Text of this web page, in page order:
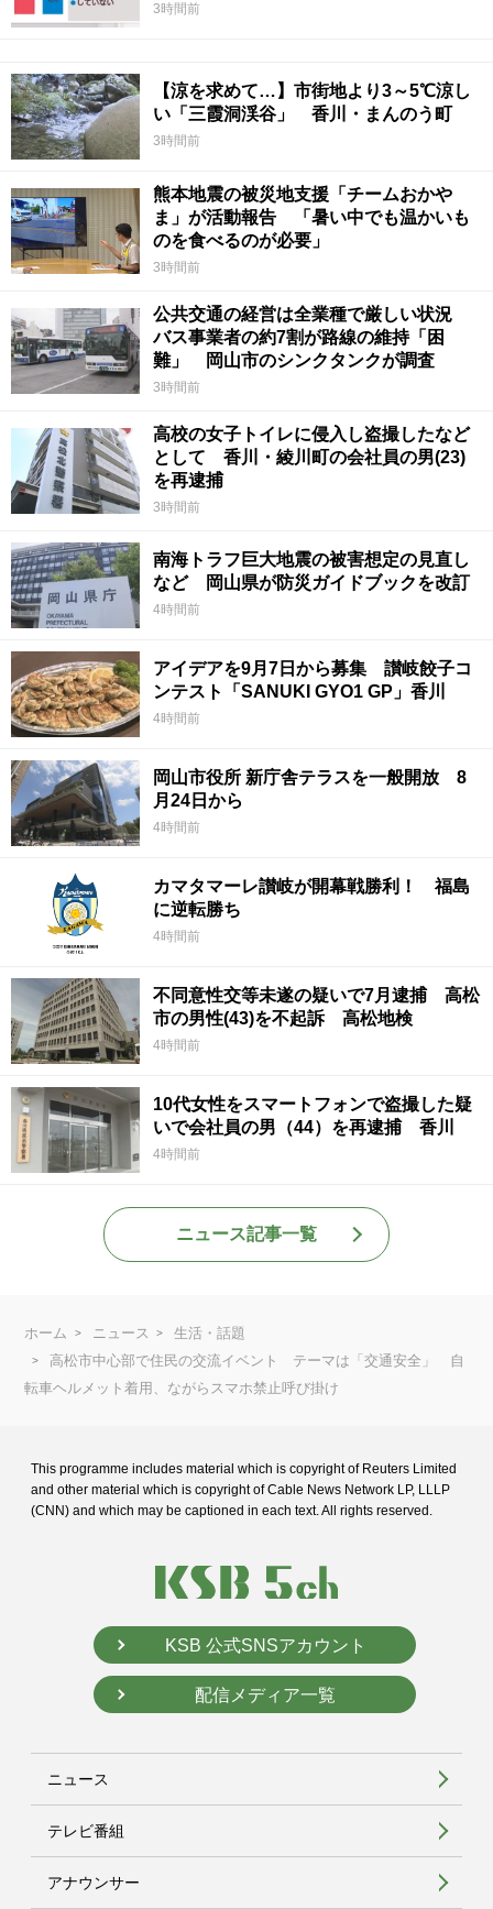
3時間前
【涼を求めて…】市街地より3～5℃涼し
い「三霞洞渓谷」 香川・まんのう町
3時間前
熊本地震の被災地支援「チームおかや
ま」が活動報告 「暑い中でも温かいも
のを食べるのが必要」
3時間前
公共交通の経営は全業種で厳しい状況
バス事業者の約7割が路線の維持「困
難」 岡山市のシンクタンクが調査
3時間前
高校の女子トイレに侵入し盗撮したなど
として 香川・綾川町の会社員の男(23)
を再逮捕
3時間前
南海トラフ巨大地震の被害想定の見直し
など 岡山県が防災ガイドブックを改訂
4時間前
アイデアを9月7日から募集 讃岐餃子コ
ンテスト「SANUKI GYO1 GP」香川
4時間前
岡山市役所 新庁舎テラスを一般開放 8
月24日から
4時間前
カマタマーレ讃岐が開幕戦勝利！ 福島
に逆転勝ち
4時間前
不同意性交等未遂の疑いで7月逮捕 高松
市の男性(43)を不起訴 高松地検
4時間前
10代女性をスマートフォンで盗撮した疑
いで会社員の男（44）を再逮捕 香川
4時間前
ニュース記事一覧
ホーム ニュース
生活・話題
高松市中心部で住民の交流イベント テーマは「交通安全」 自
転車ヘルメット着用、ながらスマホ禁止呼び掛け
This programme includes material which is copyright of Reuters Limited
and other material which is copyright of Cable News Network LP, LLLP
(CNN) and which may be captioned in each text. All rights reserved.
KSB 公式SNSアカウント
配信メディア一覧
ニュース
テレビ番組
アナウンサー